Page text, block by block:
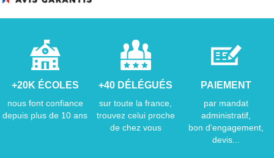
+20K ÉCOLES
nous font confiance
depuis plus de 10 ans
+40 DÉLÉGUÉS
sur toute la france,
trouvez celui proche
de chez vous
PAIEMENT
par mandat
administratif,
bon d'engagement,
devis...